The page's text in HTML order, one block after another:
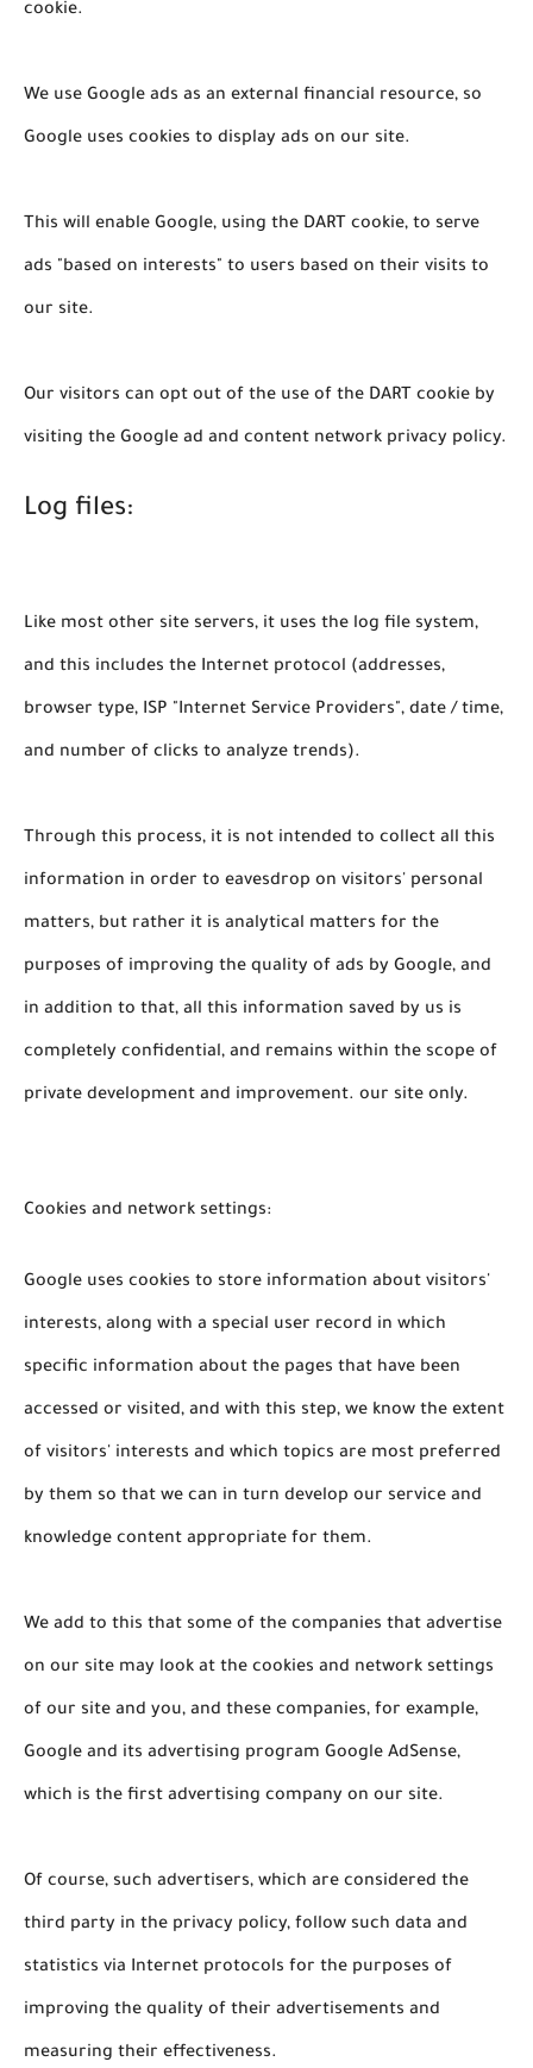
cookie.
We use Google ads as an external financial resource, so
Google uses cookies to display ads on our site.
This will enable Google, using the DART cookie, to serve
ads "based on interests" to users based on their visits to
our site.
Our visitors can opt out of the use of the DART cookie by
visiting the Google ad and content network privacy policy.
Log files:
Like most other site servers, it uses the log file system,
and this includes the Internet protocol (addresses,
browser type, ISP "Internet Service Providers", date / time,
and number of clicks to analyze trends).
Through this process, it is not intended to collect all this
information in order to eavesdrop on visitors' personal
matters, but rather it is analytical matters for the
purposes of improving the quality of ads by Google, and
in addition to that, all this information saved by us is
completely confidential, and remains within the scope of
private development and improvement. our site only.
Cookies and network settings:
Google uses cookies to store information about visitors'
interests, along with a special user record in which
specific information about the pages that have been
accessed or visited, and with this step, we know the extent
of visitors' interests and which topics are most preferred
by them so that we can in turn develop our service and
knowledge content appropriate for them.
We add to this that some of the companies that advertise
on our site may look at the cookies and network settings
of our site and you, and these companies, for example,
Google and its advertising program Google AdSense,
which is the first advertising company on our site.
Of course, such advertisers, which are considered the
third party in the privacy policy, follow such data and
statistics via Internet protocols for the purposes of
improving the quality of their advertisements and
measuring their effectiveness.